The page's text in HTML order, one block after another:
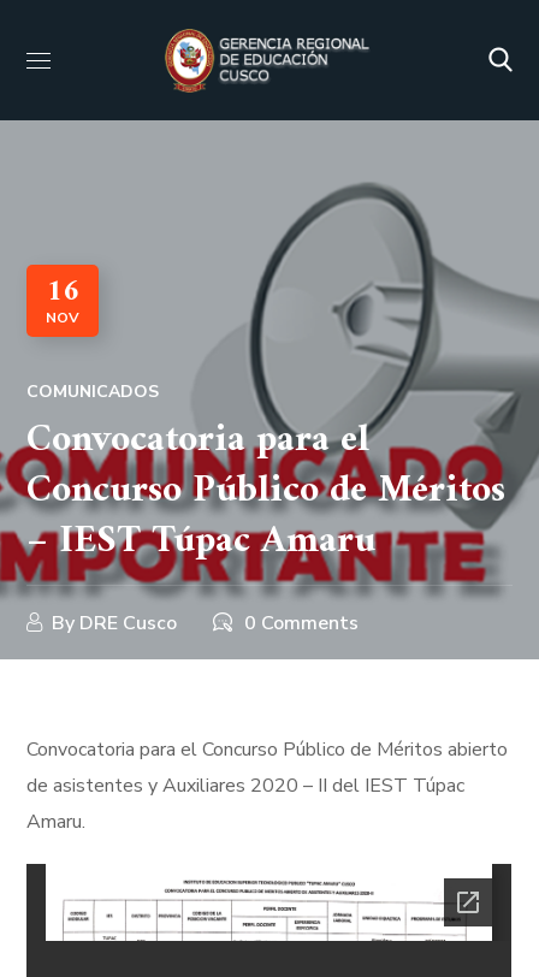
16
NOV
COMUNICADOS
Convocatoria para el
Concurso Público de Méritos
– IEST Túpac Amaru
By DRE Cusco 0 Comments
Convocatoria para el Concurso Público de Méritos abierto
de asistentes y Auxiliares 2020 – II del IEST Túpac
Amaru.